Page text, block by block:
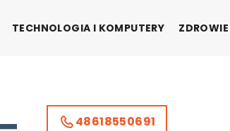
TECHNOLOGIA I KOMPUTERY
48618550691